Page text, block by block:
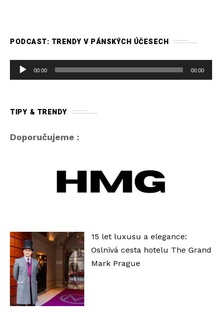
PODCAST: TRENDY V PÁNSKÝCH ÚČESECH
u
p
č
00:00 00:00
TIPY & TRENDY
Doporučujeme :
15 let luxusu a elegance:
Oslnivá cesta hotelu The Grand
Mark Prague